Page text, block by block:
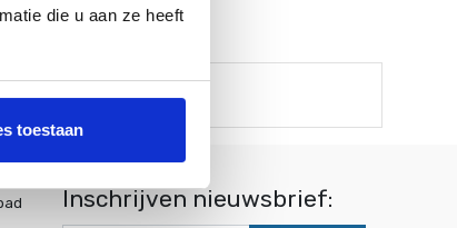
die u aan ze heeft
toestaan
Inschrijven nieuwsbrief: